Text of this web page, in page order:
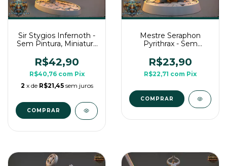
Sir Stygios Infernoth -
Sem Pintura, Miniatura
de Mesa
R$42,90
R$40,76 com Pix
2 x de R$21,45 sem juros
Mestre Seraphon
Pyrithrax - Sem
Médio Para Rpg de
Mesa
R$23,90
R$22,71 com Pix
COMPRAR